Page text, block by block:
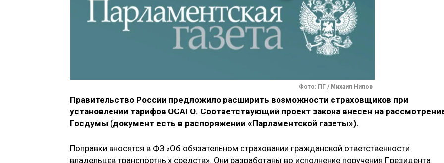
Фото: ПГ / Михаил Нилов
Правительство России предложило расширить возможности страховщиков при
установлении тарифов ОСАГО. Соответствующий проект закона внесен на
Госдумы (документ есть в распоряжении «Парламентской газеты»).
Поправки вносятся в ФЗ «Об обязательном страховании гражданской ответственности
владельцев транспортных средств». Они разработаны во исполнение поручения Президента